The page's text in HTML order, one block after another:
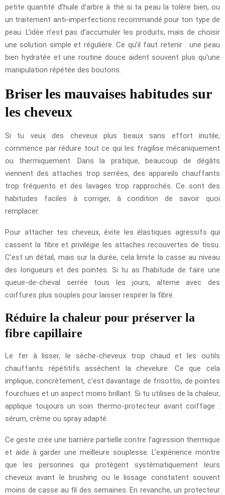
petite quantité d’huile d’arbre à thé si ta peau la tolère bien, ou
un traitement anti-imperfections recommandé pour ton type de
peau. L’idée n’est pas d’accumuler les produits, mais de choisir
une solution simple et régulière. Ce qu’il faut retenir : une peau
bien hydratée et une routine douce aident souvent plus qu’une
manipulation répétée des boutons.
Briser les mauvaises habitudes sur
les cheveux
Si tu veux des cheveux plus beaux sans effort inutile,
commence par réduire tout ce qui les fragilise mécaniquement
ou thermiquement. Dans la pratique, beaucoup de dégâts
viennent des attaches trop serrées, des appareils chauffants
trop fréquents et des lavages trop rapprochés. Ce sont des
habitudes faciles à corriger, à condition de savoir quoi
remplacer.
Pour attacher tes cheveux, évite les élastiques agressifs qui
cassent la fibre et privilégie les attaches recouvertes de tissu.
C’est un détail, mais sur la durée, cela limite la casse au niveau
des longueurs et des pointes. Si tu as l’habitude de faire une
queue-de-cheval serrée tous les jours, alterne avec des
coiffures plus souples pour laisser respirer la fibre.
Réduire la chaleur pour préserver la
fibre capillaire
Le fer à lisser, le sèche-cheveux trop chaud et les outils
chauffants répétitifs assèchent la chevelure. Ce que cela
implique, concrètement, c’est davantage de frisottis, de pointes
fourchues et un aspect moins brillant. Si tu utilises de la chaleur,
applique toujours un soin thermo-protecteur avant coiffage :
sérum, crème ou spray adapté.
Ce geste crée une barrière partielle contre l’agression thermique
et aide à garder une meilleure souplesse. L’expérience montre
que les personnes qui protègent systématiquement leurs
cheveux avant le brushing ou le lissage constatent souvent
moins de casse au fil des semaines. En revanche, un protecteur